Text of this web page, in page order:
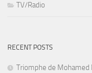
TV/Radio
RECENT POSTS
Triomphe de Mohamed